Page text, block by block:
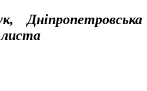
Дніпропетровська
листа